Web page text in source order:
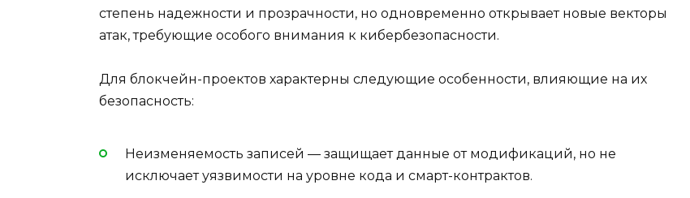
степень надежности и прозрачности, но одновременно открывает новые векторы
атак, требующие особого внимания к кибербезопасности.
Для блокчейн-проектов характерны следующие особенности, влияющие на их
безопасность:
Неизменяемость записей — защищает данные от модификаций, но не
исключает уязвимости на уровне кода и смарт-контрактов.